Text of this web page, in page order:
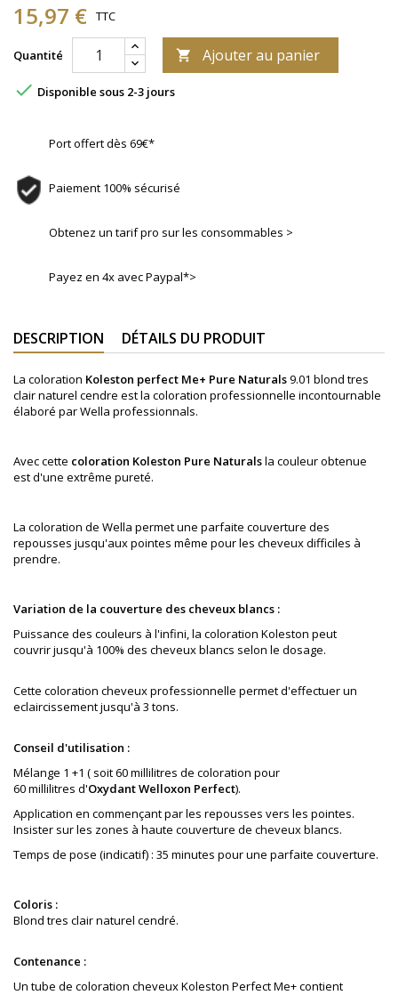
15,97 € TTC
Quantité  Ajouter au panier
 Disponible sous 2-3 jours
Port offert dès 69€*
Paiement 100% sécurisé
Obtenez un tarif pro sur les consommables >
Payez en 4x avec Paypal*>
DESCRIPTION DÉTAILS DU PRODUIT
La coloration Koleston perfect Me+ Pure Naturals9.01 blond tres
clair naturel cendre est la coloration professionnelle incontournable
élaboré par Wella professionnals.
Avec cette coloration Koleston Pure Naturalsla couleur obtenue
est d'une extrême pureté.
La coloration de Wella permet une parfaite couverture des
repousses jusqu'aux pointes même pour les cheveux difficiles à
prendre.
Variation de la couverture des cheveux blancs :
Puissance des couleurs à l'infini, la coloration Koleston peut
couvrir jusqu'à 100% des cheveux blancs selon le dosage.
Cette coloration cheveux professionnelle permet d'effectuer un
eclaircissement jusqu'à 3 tons.
Conseil d'utilisation :
Mélange 1 +1 ( soit 60millilitres de coloration pour
60millilitres d'Oxydant Welloxon Perfect).
Application en commençant par les repousses vers les pointes.
Insister sur les zones à haute couverture de cheveux blancs.
Temps de pose (indicatif) : 35 minutes pour une parfaite couverture.
Coloris :
Blond tres clair naturel cendré.
Contenance :
Un tube de coloration cheveux Koleston Perfect Me+ contient